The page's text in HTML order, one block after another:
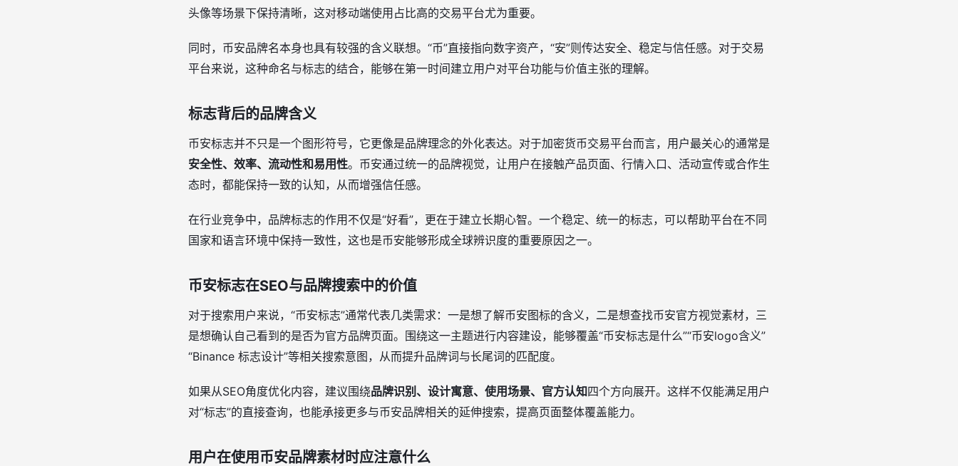
头像等场景下保持清晰，这对移动端使用占比高的交易平台尤为重要。
同时，币安品牌名本身也具有较强的含义联想。“币”直接指向数字资产，“安”则传达安全、稳定与信任感。对于交易
平台来说，这种命名与标志的结合，能够在第一时间建立用户对平台功能与价值主张的理解。
标志背后的品牌含义
币安标志并不只是一个图形符号，它更像是品牌理念的外化表达。对于加密货币交易平台而言，用户最关心的通常是
安全性、效率、流动性和易用性。币安通过统一的品牌视觉，让用户在接触产品页面、行情入口、活动宣传或合作生
态时，都能保持一致的认知，从而增强信任感。
在行业竞争中，品牌标志的作用不仅是“好看”，更在于建立长期心智。一个稳定、统一的标志，可以帮助平台在不同
国家和语言环境中保持一致性，这也是币安能够形成全球辨识度的重要原因之一。
币安标志在SEO与品牌搜索中的价值
对于搜索用户来说，“币安标志”通常代表几类需求：一是想了解币安图标的含义，二是想查找币安官方视觉素材，三
是想确认自己看到的是否为官方品牌页面。围绕这一主题进行内容建设，能够覆盖“币安标志是什么”“币安logo含义”
“Binance 标志设计”等相关搜索意图，从而提升品牌词与长尾词的匹配度。
如果从SEO角度优化内容，建议围绕品牌识别、设计寓意、使用场景、官方认知四个方向展开。这样不仅能满足用户
对“标志”的直接查询，也能承接更多与币安品牌相关的延伸搜索，提高页面整体覆盖能力。
用户在使用币安品牌素材时应注意什么